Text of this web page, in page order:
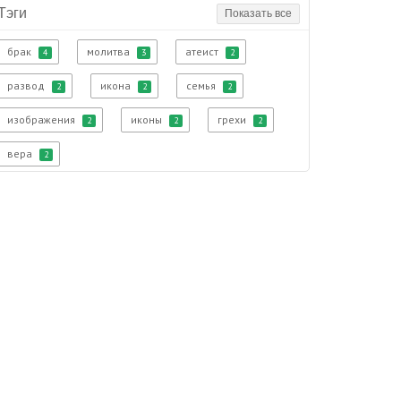
Показать все
брак 4 молитва 3 атеист 2
развод 2 икона 2 семья 2
изображения 2 иконы 2 грехи 2
вера 2